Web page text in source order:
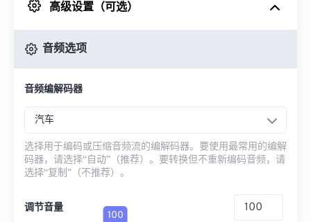
来自 Google Drive
高级设置（可选）
音频选项
音频编解码器
汽车
选择用于编码或压缩音频流的编解码器。要使用最常用的编解
码器，请选择“自动”（推荐）。要转换但不重新编码音频，请
选择“复制”（不推荐）。
调节音量
100